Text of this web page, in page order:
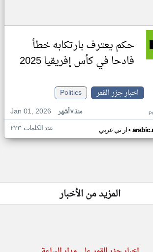
حكم يعترف بارتكابه خطأ
فادحا في كأس إفريقيا 2025
اخبار جزر القمر
Politics
Jan 01, 2026
منذ ٧ أشهر
ار تي عربي• عدد الكلمات: ٢٢٣
المزيد من الأخبار